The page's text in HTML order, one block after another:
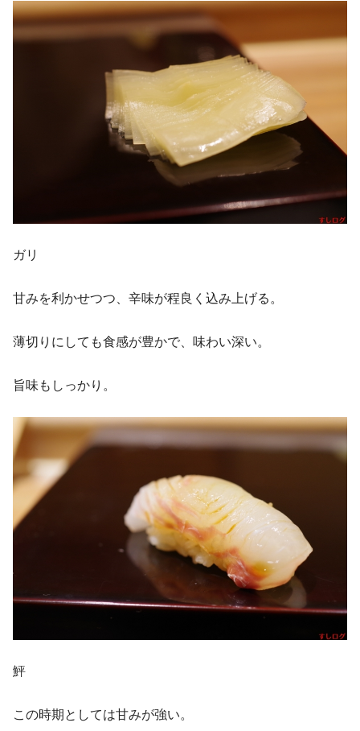
ガリ
甘みを利かせつつ、辛味が程良く込み上げる。
薄切りにしても食感が豊かで、味わい深い。
旨味もしっかり。
鮃
この時期としては甘みが強い。